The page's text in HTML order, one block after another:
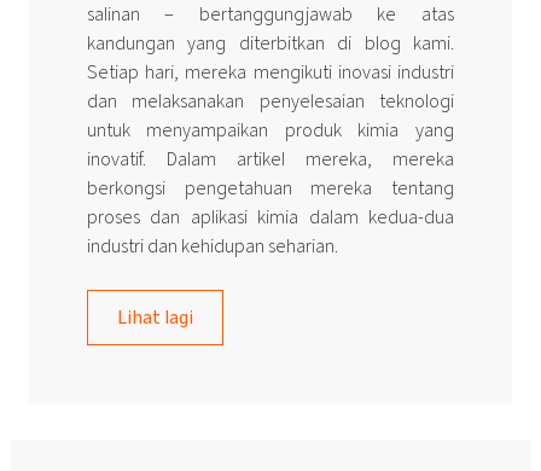
salinan – bertanggungjawab ke atas
kandungan yang diterbitkan di blog kami.
Setiap hari, mereka mengikuti inovasi industri
dan melaksanakan penyelesaian teknologi
untuk menyampaikan produk kimia yang
inovatif. Dalam artikel mereka, mereka
berkongsi pengetahuan mereka tentang
proses dan aplikasi kimia dalam kedua-dua
industri dan kehidupan seharian.
Lihat lagi